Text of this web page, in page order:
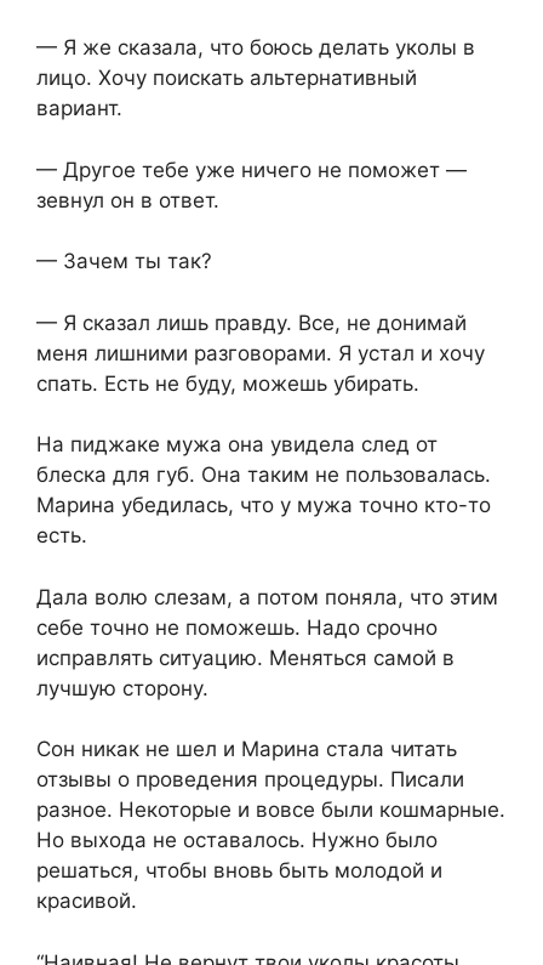
— Я же сказала, что боюсь делать уколы в
лицо. Хочу поискать альтернативный
вариант.
— Другое тебе уже ничего не поможет —
зевнул он в ответ.
— Зачем ты так?
— Я сказал лишь правду. Все, не донимай
меня лишними разговорами. Я устал и хочу
спать. Есть не буду, можешь убирать.
На пиджаке мужа она увидела след от
блеска для губ. Она таким не пользовалась.
Марина убедилась, что у мужа точно кто-то
есть.
Дала волю слезам, а потом поняла, что этим
себе точно не поможешь. Надо срочно
исправлять ситуацию. Меняться самой в
лучшую сторону.
Сон никак не шел и Марина стала читать
отзывы о проведения процедуры. Писали
разное. Некоторые и вовсе были кошмарные.
Но выхода не оставалось. Нужно было
решаться, чтобы вновь быть молодой и
красивой.